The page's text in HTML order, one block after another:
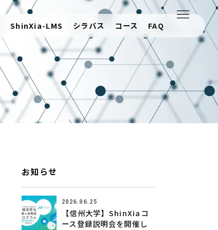
ShinXia-LMS シラバス コース FAQ
お知らせ
2026.06.25
【信州大学】ShinXiaコ
ース登録説明会を開催し